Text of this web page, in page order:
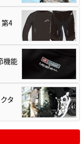
第4
機能
タ